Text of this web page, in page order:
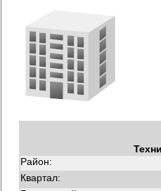
Район:
Квартал: